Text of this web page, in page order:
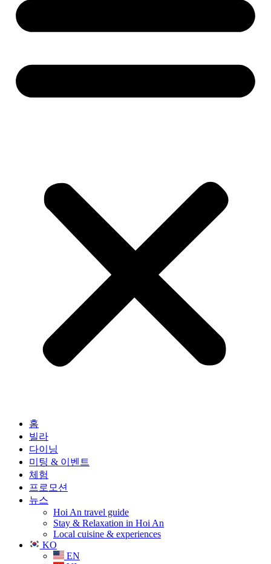
홈
빌라
다이닝
미팅 & 이벤트
체험
프로모션
뉴스
Hoi An travel guide
Stay & Relaxation in Hoi An
Local cuisine & experiences
KO
EN